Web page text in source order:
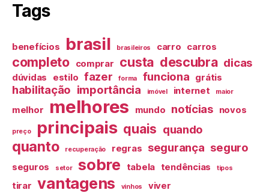
Tags
benefícios brasil brasileiros carro carros
completo comprar custa descubra dicas
dúvidas estilo fazer forma funciona grátis
habilitação importância imóvel internet maior
melhor melhores mundo notícias novos
preço principais quais quando
quanto recuperação regras segurança seguro
seguros setor sobre tabela tendências tipos
tirar vantagens vinhos viver